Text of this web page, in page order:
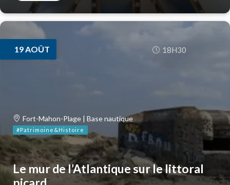
19 AOÛT 18H30
Fort-Mahon-Plage | Base nautique
#Patrimoine&Histoire
Le mur de l’Atlantique sur le littoral